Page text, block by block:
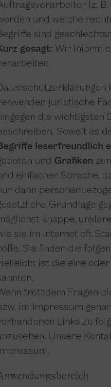
(z.
und welche
sind
gesagt: Wir
juristische
die wichtigsten
Soweit es
leserfreundlich
und Grafiken
einfacher Sprache,
dann
Grundlage
knappe,
sie im Internet oft
Sie finden die
ist die eine
trotzdem Fragen
im Impressum
Links zu
Unsere